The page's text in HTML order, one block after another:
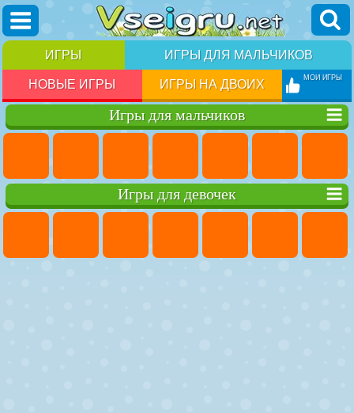
ИГРЫ ИГРЫ ДЛЯ МАЛЬЧИКОВ
НОВЫЕ ИГРЫ ИГРЫ НА ДВОИХ МОИ ИГРЫ
Игры для мальчиков
Игры для девочек